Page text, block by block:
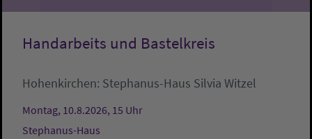
Handarbeits und Bastelkreis
Hohenkirchen: Stephanus-Haus Silvia Witzel
Montag, 10.8.2026, 15 Uhr
Stephanus-Haus